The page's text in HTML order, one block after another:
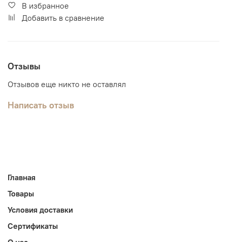
В избранное
Добавить в сравнение
Отзывы
Отзывов еще никто не оставлял
Написать отзыв
Главная
Товары
Условия доставки
Сертификаты